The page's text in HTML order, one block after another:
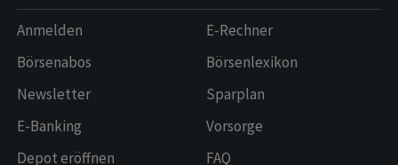
Anmelden
Börsenabos
Newsletter
E-Banking
Depot eröffnen
E-Rechner
Börsenlexikon
Sparplan
Vorsorge
FAQ